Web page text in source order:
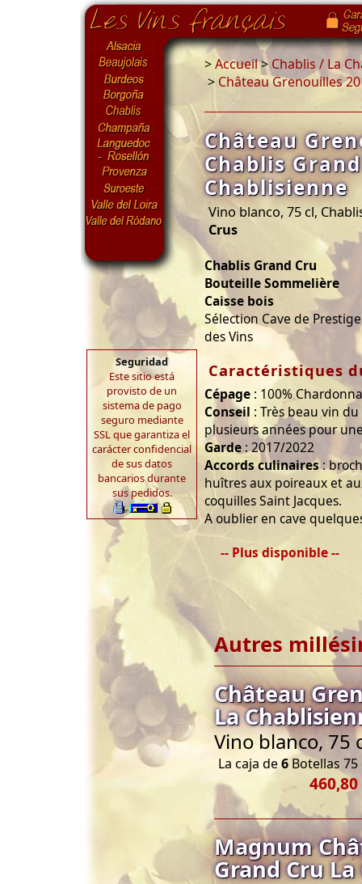
Seguridad
Este sitio está
provisto de un
sistema de pago
seguro mediante
SSL que garantiza el
carácter confidencial
de sus datos
bancarios durante
sus pedidos.
>Accueil>Chablis / La
> Château Grenouilles
Château
Chablis
Chablisienne
Vino blanco, 75 cl,
Crus
Chablis Grand Cru
Bouteille Sommelière
Caisse bois
Sélection Cave de
des Vins
Caractéristiques
Cépage : 100%
Conseil : Très beau vin
plusieurs années pour
Garde : 2017/2022
Accords culinaires:
huîtres aux poireaux et
coquilles Saint Jacques.
A oublier en cave
-- Plus disponible --
Autres
Château
La
Vino blanco, 75
La caja de6 Botellas 75
460,80
Magnum
Grand Cru